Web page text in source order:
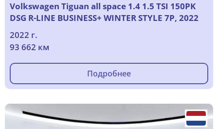
Volkswagen Tiguan all space 1.4 1.5 TSI 150PK
DSG R-LINE BUSINESS+ WINTER STYLE 7P, 2022
2022 г.
93 662 км
Подробнее